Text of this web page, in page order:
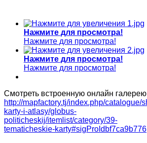
Нажмите для просмотра!
Нажмите для просмотра!
Нажмите для просмотра!
Нажмите для просмотра!
Смотреть встроенную онлайн
http://mapfactory.tj/index.php/catalogue/
karty-i-atlasy/globus-
politicheskij/itemlist/category/39-
tematicheskie-karty#sigProIdbf7ca9b776